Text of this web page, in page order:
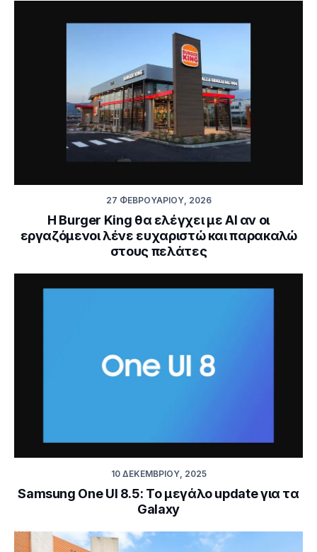
27 ΦΕΒΡΟΥΑΡΊΟΥ, 2026
Η Burger King θα ελέγχει με AI αν οι
εργαζόμενοι λένε ευχαριστώ και παρακαλώ
στους πελάτες
10 ΔΕΚΕΜΒΡΊΟΥ, 2025
Samsung One UI 8.5: Το μεγάλο update για τα
Galaxy